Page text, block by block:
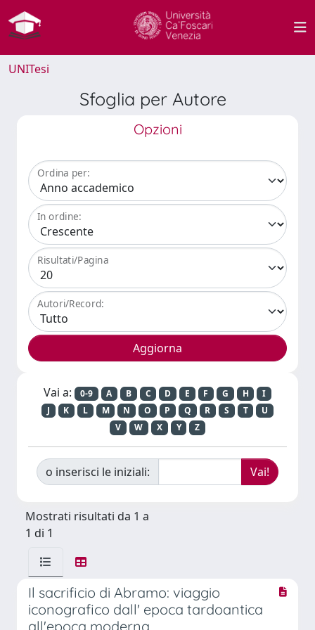
UNITesi
Sfoglia per Autore
Opzioni
Ordina per:
In ordine:
Risultati/Pagina
Autori/Record:
Vai a: 0-9 A B C D E F G H
I
J
K L M N O P Q R S T
U
V
W X Y Z
o inserisci le iniziali:
Mostrati risultati da 1 a
1 di 1
Il sacrificio di Abramo: viaggio
iconografico dall' epoca tardoantica
all'epoca moderna